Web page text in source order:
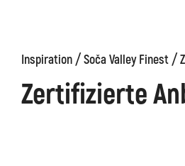
Inspiration/Soča Valley Finest/
Zertifizierte
Kanin